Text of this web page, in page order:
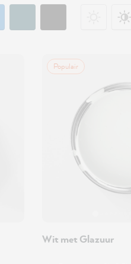
Populair
Wit met Glazuur